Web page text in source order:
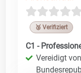
🥉 Verifiziert
C1 -
Vereidigt